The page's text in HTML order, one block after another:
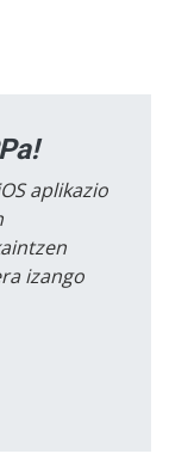
aplikazio
izango